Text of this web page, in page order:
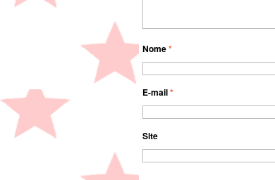
Nome*
E-mail*
Site